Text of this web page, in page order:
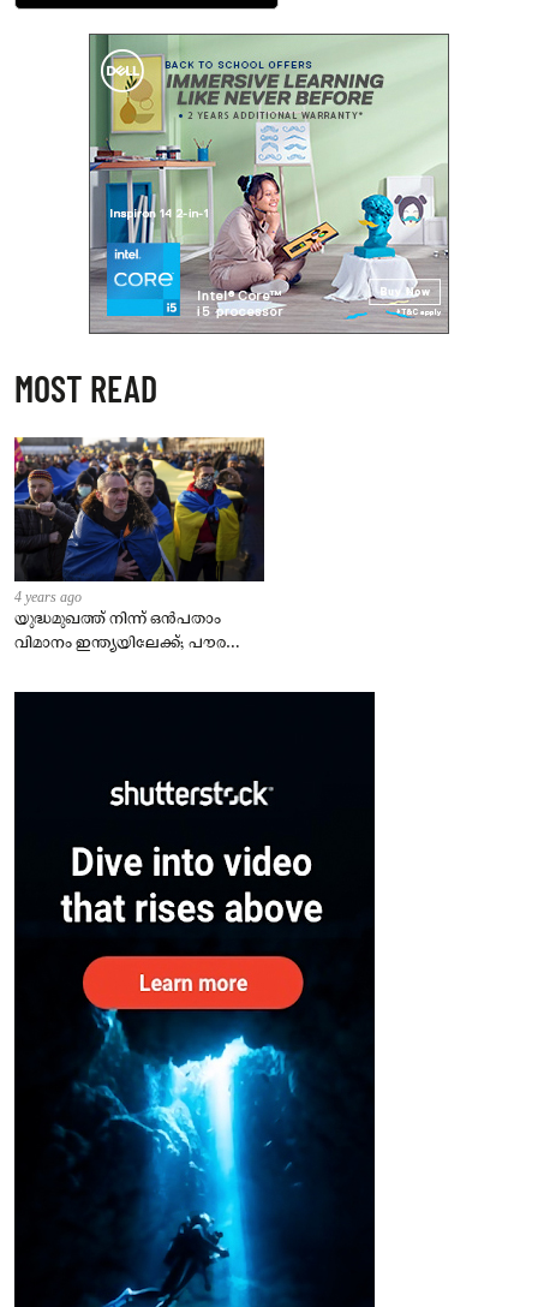
MOST READ
4 years ago
യുദ്ധമുഖത്ത് നിന്ന് ഒൻപതാം
വിമാനം ഇന്ത്യയിലേക്ക്; പൗരന്മാർ
– കേന്ദ്രം